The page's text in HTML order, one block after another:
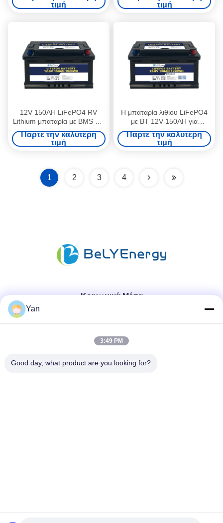
τιμή
κάθισμα RV / CARAVAN /
τιμή
12V 150AH LiFePO4 RV
Lithium μπαταρία με BMS και
H8 DIN περίπτωση
Πάρτε την καλύτερη
τιμή
Η μπαταρία λιθίου LiFePO4
με BT 12V 150AH για
RV/CARAVAN/MARINE
Πάρτε την καλύτερη
τιμή
1 2 3 4
Κοινωνικά Μέσα
Γρήγορη επικοινωνία
Τηλ.:
Yan
3:49 PM
Good day, what product are you looking for?